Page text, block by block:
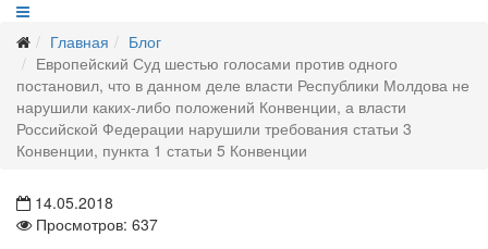
Главная
Блог
Европейский Суд шестью голосами против одного
постановил, что в данном деле власти Республики Молдова не
нарушили каких-либо положений Конвенции, а власти
Российской Федерации нарушили требования статьи 3
Конвенции, пункта 1 статьи 5 Конвенции
14.05.2018
Просмотров: 637